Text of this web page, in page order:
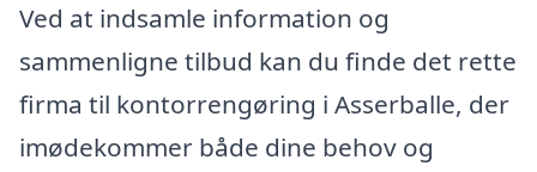
Ved at indsamle information og
sammenligne tilbud kan du finde det rette
firma til kontorrengøring i Asserballe, der
imødekommer både dine behov og